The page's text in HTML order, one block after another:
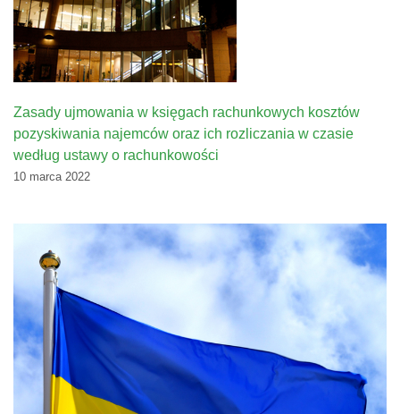
Zasady ujmowania w księgach rachunkowych kosztów
pozyskiwania najemców oraz ich rozliczania w czasie
według ustawy o rachunkowości
10 marca 2022